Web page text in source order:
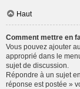
Haut
Comment mettre en
Vous pouvez ajouter
approprié dans le
sujet de discussion.
Répondre à un sujet
réponse est postée »